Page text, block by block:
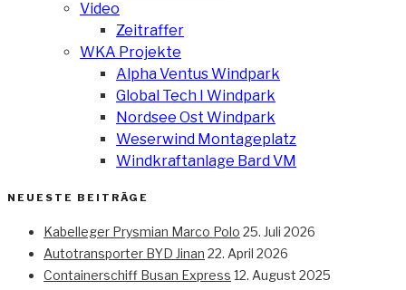
Video
Zeitraffer
WKA Projekte
Alpha Ventus Windpark
Global Tech I Windpark
Nordsee Ost Windpark
Weserwind Montageplatz
Windkraftanlage Bard VM
NEUESTE BEITRÄGE
Kabelleger Prysmian Marco Polo 25. Juli 2026
Autotransporter BYD Jinan 22. April 2026
Containerschiff Busan Express 12. August 2025